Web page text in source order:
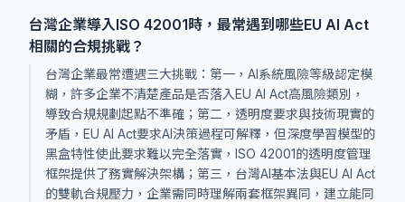
台灣企業導入ISO 42001時，最常遇到哪些EU AI Act
相關的合規挑戰？
台灣企業最常遭遇三大挑戰：第一，AI系統風險等級認定模
糊，許多企業不清楚產品是否落入EU AI Act高風險類別，
導致合規規劃起點不準確；第二，透明度要求與技術現實的
矛盾，EU AI Act要求AI決策過程可解釋，但深度學習模型的
黑盒特性使此要求難以完全落實，ISO 42001的透明度管理
框架提供了務實解決架構；第三，台灣AI基本法與EU AI Act
的雙軌合規壓力，企業需同時理解兩套框架異同，建立能同